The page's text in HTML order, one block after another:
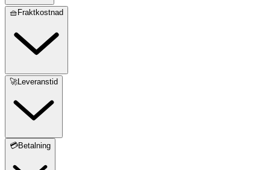
🧺Fraktkostnad
🚀Leveranstid
💳Betalning